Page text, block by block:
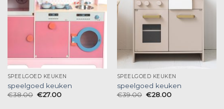
SPEELGOED KEUKEN
speelgoed keuken
€38.00 €27.00
SPEELGOED KEUKEN
speelgoed keuken
€39.00 €28.00